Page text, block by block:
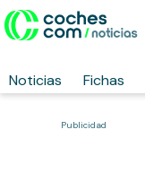
Noticias Fichas
Publicidad